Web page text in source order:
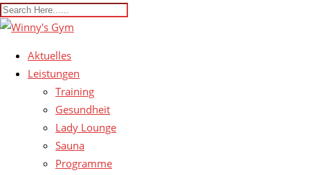
Aktuelles
Leistungen
Training
Gesundheit
Lady Lounge
Sauna
Programme